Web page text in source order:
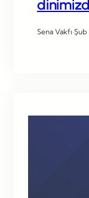
Sena Vakfı·Şub